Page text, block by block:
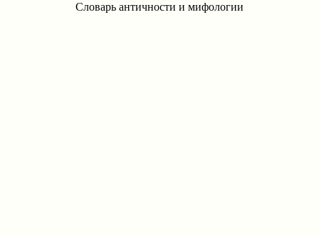
Словарь античности и мифологии